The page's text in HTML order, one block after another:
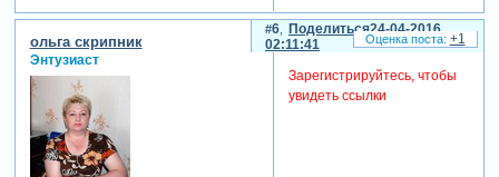
Поделиться
6
24-04-2016
02:11:41
ольга скрипник
Энтузиаст
Зарегистрируйтесь, чтобы
увидеть ссылки
+1